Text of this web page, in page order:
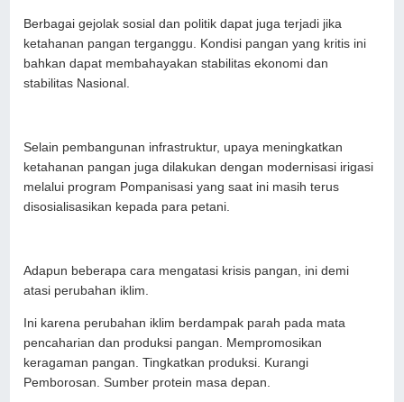
Berbagai gejolak sosial dan politik dapat juga terjadi jika
ketahanan pangan terganggu. Kondisi pangan yang kritis ini
bahkan dapat membahayakan stabilitas ekonomi dan
stabilitas Nasional.
Selain pembangunan infrastruktur, upaya meningkatkan
ketahanan pangan juga dilakukan dengan modernisasi irigasi
melalui program Pompanisasi yang saat ini masih terus
disosialisasikan kepada para petani.
Adapun beberapa cara mengatasi krisis pangan, ini demi
atasi perubahan iklim.
Ini karena perubahan iklim berdampak parah pada mata
pencaharian dan produksi pangan. Mempromosikan
keragaman pangan. Tingkatkan produksi. Kurangi
Pemborosan. Sumber protein masa depan.